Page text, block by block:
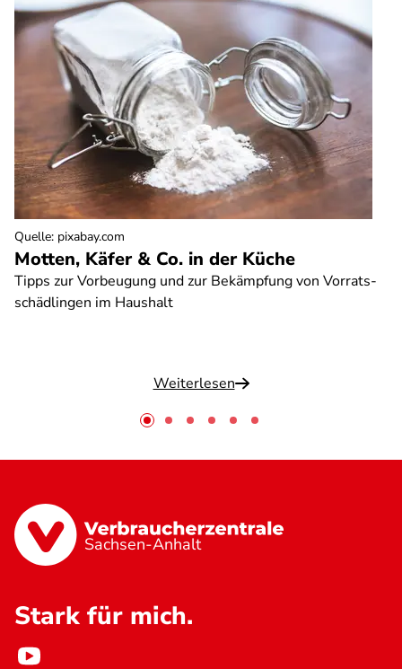
Motten, Käfer & Co. in der Küche
Tipps zur Vorbeugung und zur Bekämpfung von Vorrats-
schädlingen im Haushalt
Weiterlesen
Quelle: pixabay.com
Sachsen-Anhalt
Stark für mich.